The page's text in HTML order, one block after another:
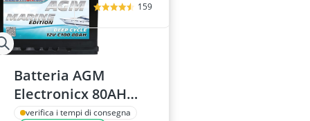
159
Batteria AGM
Electronicx 80AH
Marine Edition 12V
verifica i tempi di consegna